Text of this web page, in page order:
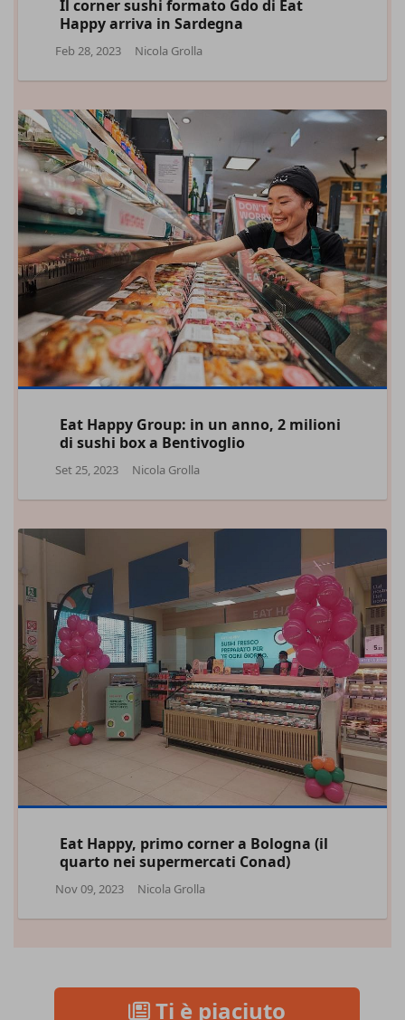
Il corner sushi formato Gdo di Eat
Happy arriva in Sardegna
Feb 28, 2023 Nicola Grolla
Eat Happy Group: in un anno, 2 milioni
di sushi box a Bentivoglio
Set 25, 2023 Nicola Grolla
Eat Happy, primo corner a Bologna (il
quarto nei supermercati Conad)
Nov 09, 2023 Nicola Grolla
Ti è piaciuto